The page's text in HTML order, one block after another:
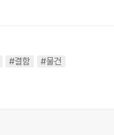
#결함
#물건